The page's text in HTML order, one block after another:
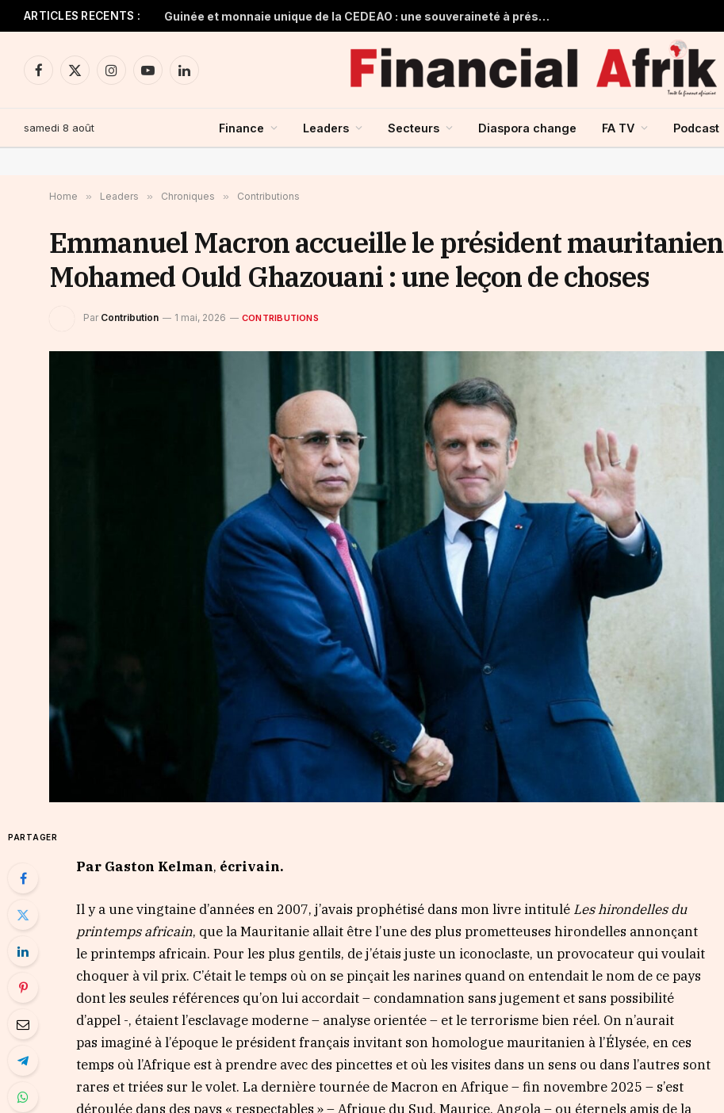
ARTICLES RECENTS : Guinée et monnaie unique de la CEDEAO : une souveraineté à préserver, une intégration à repenser
Facebook
X
InstagramYouTubeLinkedIn
samedi 8 août Finance Leaders Secteurs Diaspora change FA TV Podcast
Home » Leaders » Chroniques » Contributions
Emmanuel Macron accueille le président mauritanien
Mohamed Ould Ghazouani : une leçon de choses
Par Contribution 1 mai, 2026 CONTRIBUTIONS
PARTAGER
Par Gaston Kelman, écrivain.
Il y a une vingtaine d’années en 2007, j’avais prophétisé dans mon livre intitulé Les hirondelles du
printemps africain, que la Mauritanie allait être l’une des plus prometteuses hirondelles annonçant
le printemps africain. Pour les plus gentils, de j’étais juste un iconoclaste, un provocateur qui voulait
choquer à vil prix. C’était le temps où on se pinçait les narines quand on entendait le nom de ce pays
dont les seules références qu’on lui accordait – condamnation sans jugement et sans possibilité
d’appel -, étaient l’esclavage moderne – analyse orientée – et le terrorisme bien réel. On n’aurait
pas imaginé à l’époque le président français invitant son homologue mauritanien à l’Élysée, en ces
temps où l’Afrique est à prendre avec des pincettes et où les visites dans un sens ou dans l’autres sont
rares et triées sur le volet. La dernière tournée de Macron en Afrique – fin novembre 2025 – s’est
déroulée dans des pays « respectables » – Afrique du Sud, Maurice, Angola – ou éternels amis de la